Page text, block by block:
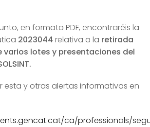
en formato PDF, encontraréis la
2023044 relativa a la retirada
varios lotes y presentaciones del
esta y otras alertas informativas en
ca/professionals/